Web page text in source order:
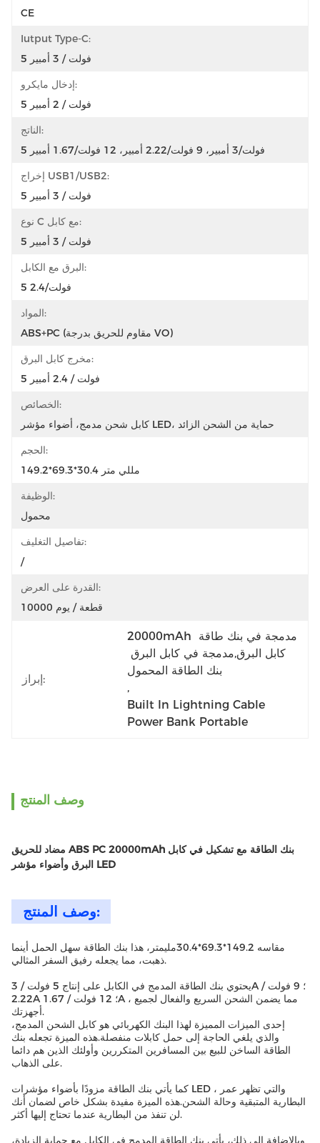
CE
Iutput Type-C:
5 فولت / 3 أمبير
إدخال مايكرو:
5 فولت / 2 أمبير
الناتج:
5 فولت/3 أمبير، 9 فولت/2.22 أمبير، 12 فولت/1.67 أمبير
إخراج USB1/USB2:
5 فولت / 3 أمبير
نوع C مع كابل:
5 فولت / 3 أمبير
البرق مع الكابل:
5 فولت/2.4
المواد:
ABS+PC (مقاوم للحريق بدرجة VO)
مخرج كابل البرق:
5 فولت / 2.4 أمبير
الخصائص:
كابل شحن مدمج، أضواء مؤشر LED، حماية من الشحن الزائد
الحجم:
149.2*69.3*30.4 مللي متر
الوظيفة:
محمول
تفاصيل التغليف:
/
القدرة على العرض:
10000 قطعة / يوم
إبراز:
20000mAh مدمجة في بنك طاقة
كابل البرق,مدمجة في كابل البرق
بنك الطاقة المحمول
,
Built In Lightning Cable
Power Bank Portable
وصف المنتج
مضاد للحريق ABS PC 20000mAh بنك الطاقة مع تشكيل في كابل
البرق وأضواء مؤشر LED
وصف المنتج:
مقاسه 149.2*69.3*30.4مليمتر، هذا بنك الطاقة سهل الحمل أينما
ذهبت، مما يجعله رفيق السفر المثالي.
يحتوي بنك الطاقة المدمج في الكابل على إنتاج 5 فولت / 3A ؛ 9 فولت /
2.22A ؛ 12 فولت / 1.67A ، مما يضمن الشحن السريع والفعال لجميع
أجهزتك.
إحدى الميزات المميزة لهذا البنك الكهربائي هو كابل الشحن المدمج،
والذي يلغي الحاجة إلى حمل كابلات منفصلة.هذه الميزة تجعله بنك
الطاقة الساخن للبيع بين المسافرين المتكررين وأولئك الذين هم دائما
على الذهاب.
كما يأتي بنك الطاقة مزودًا بأضواء مؤشرات LED ، والتي تظهر عمر
البطارية المتبقية وحالة الشحن.هذه الميزة مفيدة بشكل خاص لضمان أنك
لن تنفذ من البطارية عندما تحتاج إليها أكثر.
وبالإضافة إلى ذلك، يأتي بنك الطاقة المدمج في الكابل مع حماية الزيادة،